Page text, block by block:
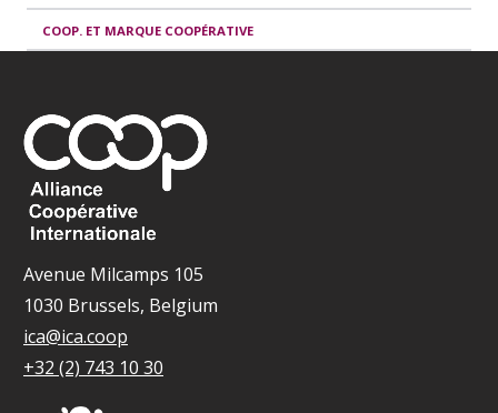
COOP. ET MARQUE COOPÉRATIVE
Avenue Milcamps 105
1030 Brussels, Belgium
ica@ica.coop
+32 (2) 743 10 30